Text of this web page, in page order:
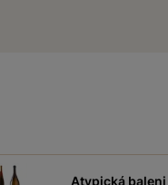
Atypická baleni